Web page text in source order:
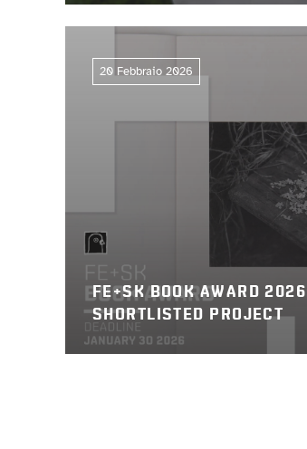
20 Febbraio 2026
FE+SK BOOK AWARD
SHORTLISTED PROJECT